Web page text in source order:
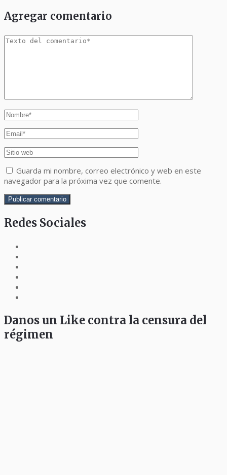
Agregar comentario
Guarda mi nombre, correo electrónico y web en este
navegador para la próxima vez que comente.
Redes Sociales
Danos un Like contra la censura del
régimen